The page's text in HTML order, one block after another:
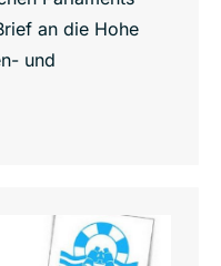
an die Hohe
und